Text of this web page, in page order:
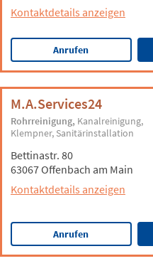
Kontaktdetails anzeigen
Anrufen
M.A.Services24
Rohrreinigung Kanalreinigung
Klempner Sanitärinstallation
Bettinastr. 80
63067 Offenbach am Main
Kontaktdetails anzeigen
Anrufen